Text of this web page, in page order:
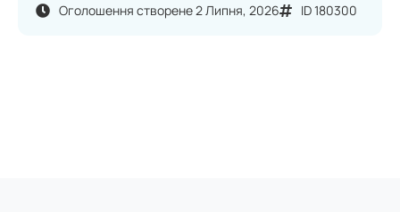
Оголошення створене 2 Липня, 2026 ID 180300